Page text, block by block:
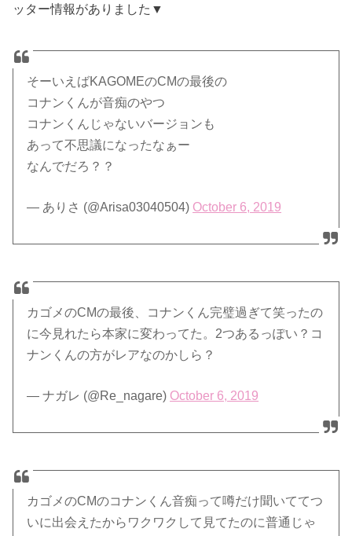
ッター情報がありました▼
そーいえばKAGOMEのCMの最後の
コナンくんが音痴のやつ
コナンくんじゃないバージョンも
あって不思議になったなぁー
なんでだろ？？
— ありさ (@Arisa03040504) October 6, 2019
カゴメのCMの最後、コナンくん完璧過ぎて笑ったの
に今見れたら本家に変わってた。2つあるっぽい？コ
ナンくんの方がレアなのかしら？
— ナガレ (@Re_nagare) October 6, 2019
カゴメのCMのコナンくん音痴って噂だけ聞いててつ
いに出会えたからワクワクして見てたのに普通じゃ